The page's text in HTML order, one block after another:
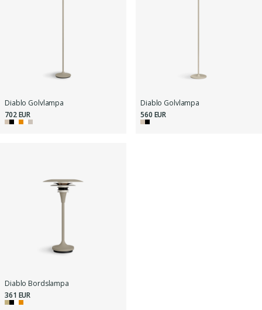
Diablo Golvlampa
702 EUR
Diablo Golvlampa
560 EUR
Diablo Bordslampa
361 EUR